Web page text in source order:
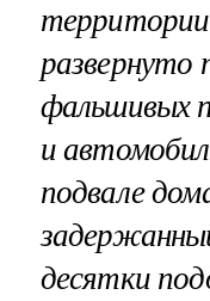
территории
развернуто
фальшивых
и
подвале
десятки